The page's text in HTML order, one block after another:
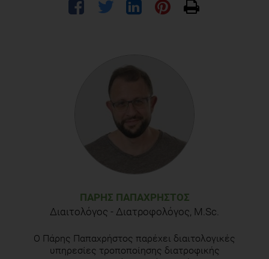
ΠΆΡΗΣ ΠΑΠΑΧΡΉΣΤΟΣ
Διαιτολόγος - Διατροφολόγος, M.Sc.
Ο Πάρης Παπαχρήστος παρέχει διαιτολογικές
υπηρεσίες τροποποίησης διατροφικής